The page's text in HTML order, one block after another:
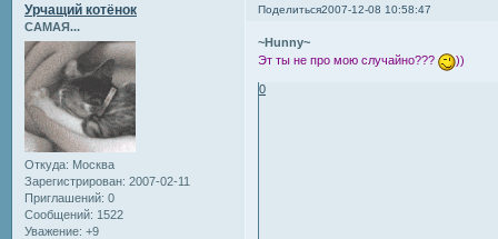
Поделиться2007-12-08 10:58:47
Урчащий котёнок
САМАЯ...
Откуда: Москва
Зарегистрирован: 2007-02-11
Приглашений: 0
Сообщений: 1522
Уважение: +9
~Hunny~
Эт ты не про мою случайно???
))
0